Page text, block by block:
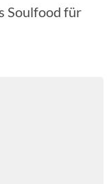
Soulfood für